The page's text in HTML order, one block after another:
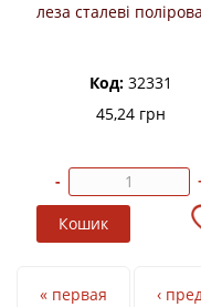
леза сталеві
Код: 32331
45,24 грн
-
Сторінки
« первая ‹